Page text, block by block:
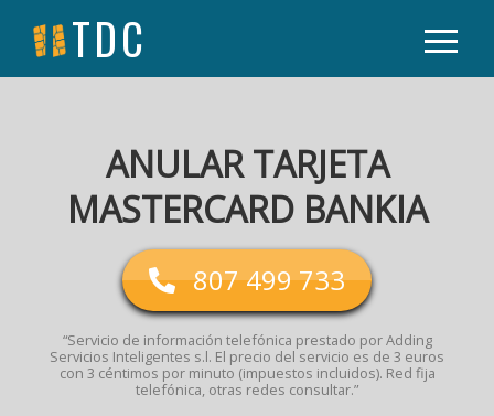
TDC
ANULAR TARJETA
MASTERCARD BANKIA
807 499 733
“Servicio de información telefónica prestado por Adding
Servicios Inteligentes s.l. El precio del servicio es de 3 euros
con 3 céntimos por minuto (impuestos incluidos). Red fija
telefónica, otras redes consultar.”